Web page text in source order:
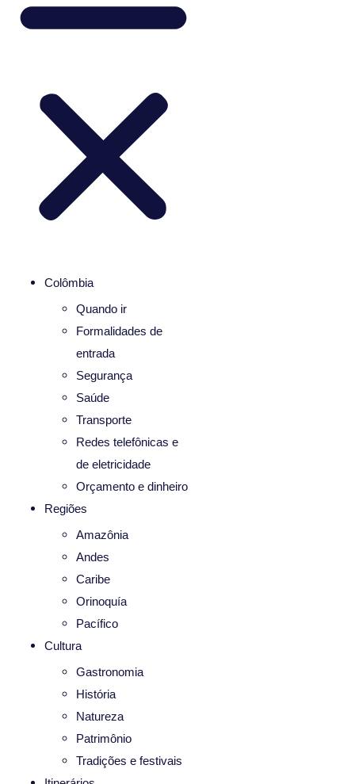
Colômbia
Quando ir
Formalidades de
entrada
Segurança
Saúde
Transporte
Redes telefônicas e
de eletricidade
Orçamento e dinheiro
Regiões
Amazônia
Andes
Caribe
Orinoquía
Pacífico
Cultura
Gastronomia
História
Natureza
Patrimônio
Tradições e festivais